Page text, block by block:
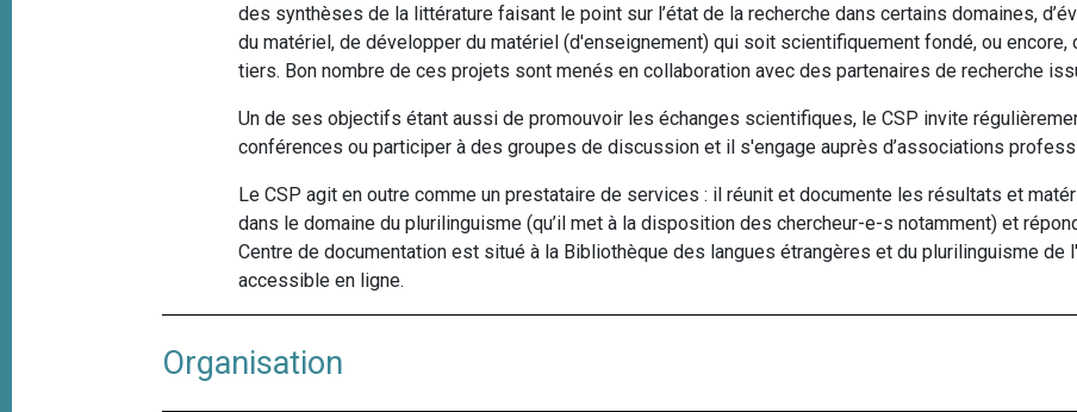
des synthèses de la littérature faisant le point sur l’état de la recherche dans certains domaines,
du matériel, de développer du matériel (d'enseignement) qui soit scientifiquement fondé, ou
tiers. Bon nombre de ces projets sont menés en collaboration avec des partenaires de recherche
Un de ses objectifs étant aussi de promouvoir les échanges scientifiques, le CSP invite
conférences ou participer à des groupes de discussion et il s'engage auprès d’associations
Le CSP agit en outre comme un prestataire de services : il réunit et documente les résultats et
dans le domaine du plurilinguisme (qu’il met à la disposition des chercheur-e-s notamment) et
Centre de documentation est situé à la Bibliothèque des langues étrangères et du plurilinguisme de
accessible en ligne.
Organisation